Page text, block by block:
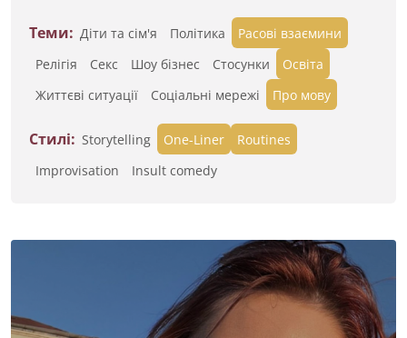
Теми: Діти та сім'я Політика
Расові взаємини
Релігія
Секс Шоу бізнес Стосунки
Освіта
Життєві ситуації
Cоціальні мережі Про мову
Стилі: Storytelling One-Liner
Routines
Improvisation
Insult comedy